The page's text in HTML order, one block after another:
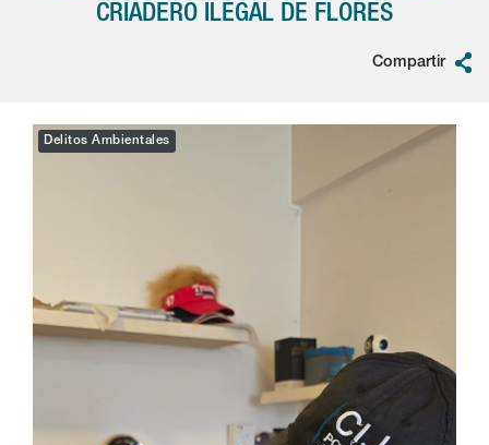
CRIADERO ILEGAL DE FLORES
Compartir
Delitos Ambientales